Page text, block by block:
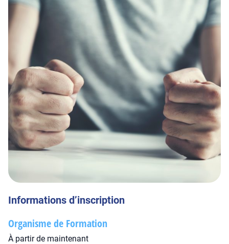
Informations d’inscription
Organisme de Formation
À partir de maintenant